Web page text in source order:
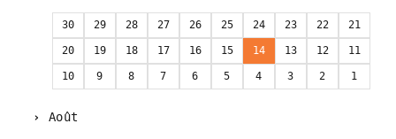
30 29 28 27 26 25 24 23 22 21
20 19 18 17 16 15 14 13 12 11
10 9 8 7 6 5 4 3 2 1
Août